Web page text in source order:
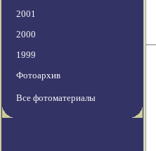
2001
2000
1999
Фотоархив
Все фотоматериалы